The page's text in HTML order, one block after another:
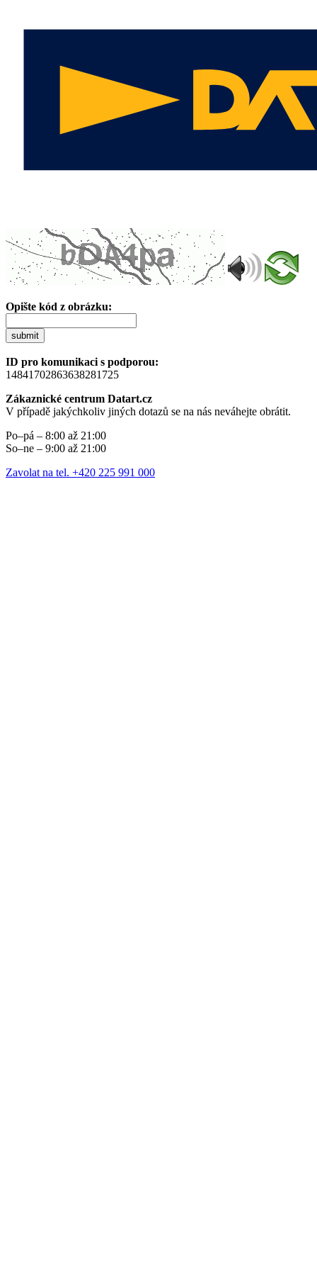
Opište kód z obrázku:
submit
ID pro komunikaci s podporou:
14841702863638281725
Zákaznické centrum Datart.cz
V případě jakýchkoliv jiných dotazů se na nás neváhejte obrátit.
Po–pá – 8:00 až 21:00
So–ne – 9:00 až 21:00
Zavolat na tel. +420 225 991 000